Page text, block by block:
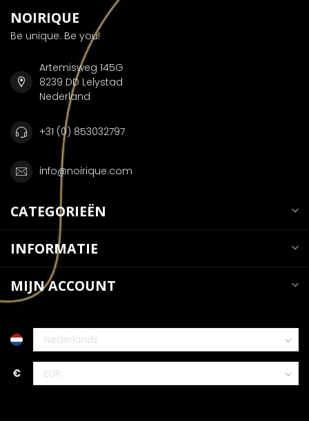
NOIRIQUE
Be unique. Be you!
Artemisweg 145G
8239 DD Lelystad
Nederland
+31 (0) 853032797
info@noirique.com
CATEGORIEËN
INFORMATIE
MIJN ACCOUNT
€